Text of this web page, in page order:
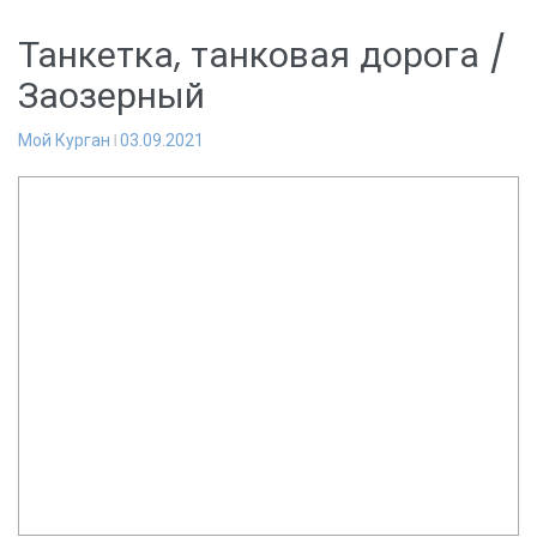
Танкетка, танковая дорога /
Заозерный
Мой Курган 03.09.2021